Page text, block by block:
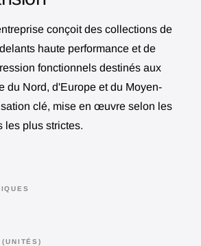
conçoit des collections de
haute performance et de
fonctionnels destinés aux
du Nord, d'Europe et du Moyen-
clé, mise en œuvre selon les
les plus strictes.